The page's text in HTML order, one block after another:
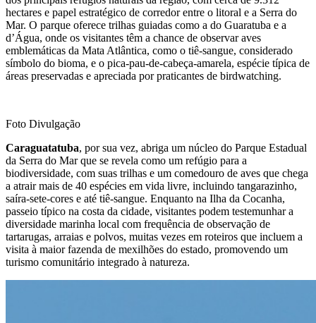
hectares e papel estratégico de corredor entre o litoral e a Serra do
Mar. O parque oferece trilhas guiadas como a do Guaratuba e a
d’Água, onde os visitantes têm a chance de observar aves
emblemáticas da Mata Atlântica, como o tiê‑sangue, considerado
símbolo do bioma, e o pica‑pau‑de‑cabeça‑amarela, espécie típica de
áreas preservadas e apreciada por praticantes de birdwatching.
Foto Divulgação
Caraguatatuba, por sua vez, abriga um núcleo do Parque Estadual
da Serra do Mar que se revela como um refúgio para a
biodiversidade, com suas trilhas e um comedouro de aves que chega
a atrair mais de 40 espécies em vida livre, incluindo tangarazinho,
saíra‑sete‑cores e até tiê‑sangue. Enquanto na Ilha da Cocanha,
passeio típico na costa da cidade, visitantes podem testemunhar a
diversidade marinha local com frequência de observação de
tartarugas, arraias e polvos, muitas vezes em roteiros que incluem a
visita à maior fazenda de mexilhões do estado, promovendo um
turismo comunitário integrado à natureza.